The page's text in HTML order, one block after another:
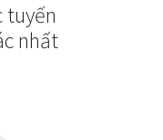
tuyến
nhất